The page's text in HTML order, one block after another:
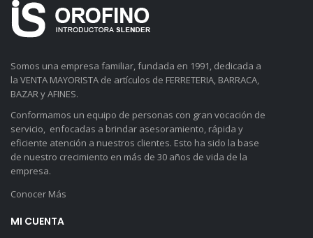
Somos una empresa familiar, fundada en 1991, dedicada a
la VENTA MAYORISTA de artículos de FERRETERIA, BARRACA,
BAZAR y AFINES.
Conformamos un equipo de personas con gran vocación de
servicio, enfocadas a brindar asesoramiento, rápida y
eficiente atención a nuestros clientes. Esto ha sido la base
de nuestro crecimiento en más de 30 años de vida de la
empresa.
Conocer Más
MI CUENTA